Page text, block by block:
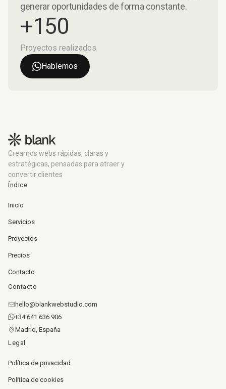
generar oportunidades de forma constante.
+150
Proyectos realizados
Hablemos
Creamos webs rápidas, claras y
estratégicas, pensadas para atraer y
convertir clientes
Índice
Inicio
Servicios
Proyectos
Precios
Contacto
Contacto
hello@blankwebstudio.com
+34 641 636 906
Madrid, España
Legal
Política de privacidad
Política de cookies